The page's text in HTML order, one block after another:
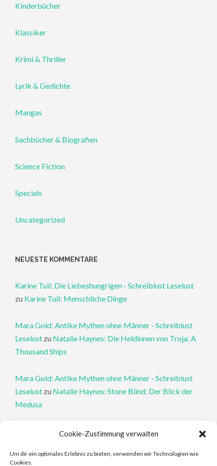
Cookie-Zustimmung verwalten
Um dir ein optimales Erlebnis zu bieten, verwenden wir Technologien wie
Cookies.
Kinderbücher
Klassiker
Krimi & Thriller
Lyrik & Gedichte
Mangas
Sachbücher & Biografien
Science Fiction
Specials
Uncategorized
NEUESTE KOMMENTARE
Karine Tuil: Die Liebeshungrigen - Schreiblust Leselust
zu Karine Tuil: Menschliche Dinge
Mara Gold: Antike Mythen ohne Männer - Schreiblust
Leselust zu Natalie Haynes: Die Heldinnen von Troja: A
Thousand Ships
Mara Gold: Antike Mythen ohne Männer - Schreiblust
Leselust zu Natalie Haynes: Stone Blind: Der Blick der
Medusa
Philippa Perry: Die Therapeutin und ihre Mörder: Dr. Pat
Philippa Perry: Das Buch, von dem du dir wünschst, deine